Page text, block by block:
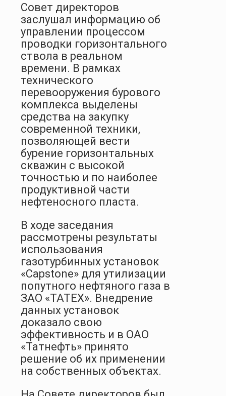
Совет директоров
заслушал информацию об
управлении процессом
проводки горизонтального
ствола в реальном
времени. В рамках
технического
перевооружения бурового
комплекса выделены
средства на закупку
современной техники,
позволяющей вести
бурение горизонтальных
скважин с высокой
точностью и по наиболее
продуктивной части
нефтеносного пласта.
В ходе заседания
рассмотрены результаты
использования
газотурбинных установок
«Capstone» для утилизации
попутного нефтяного газа в
ЗАО «ТАТЕХ». Внедрение
данных установок
доказало свою
эффективность и в ОАО
«Татнефть» принято
решение об их применении
на собственных объектах.